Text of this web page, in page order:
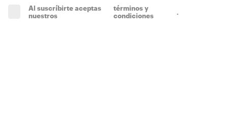
Al suscríbirte aceptas
nuestros
términos y
condiciones